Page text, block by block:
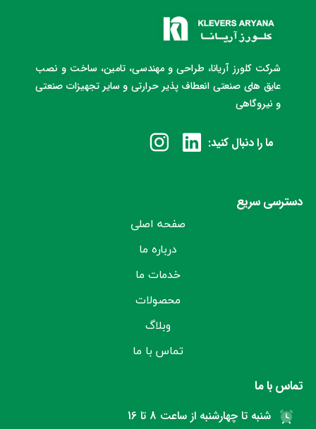
شرکت کلورز آریانا، طراحی و مهندسی، تامین، ساخت و نصب
عایق های صنعتی انعطاف پذیر حرارتی و سایر تجهیزات صنعتی
و نیروگاهی
ما را دنبال کنید:
دسترسی سریع
صفحه اصلی
درباره ما
خدمات ما
محصولات
وبلاگ
تماس با ما
تماس با ما
شنبه تا چهارشنبه از ساعت 8 تا 16